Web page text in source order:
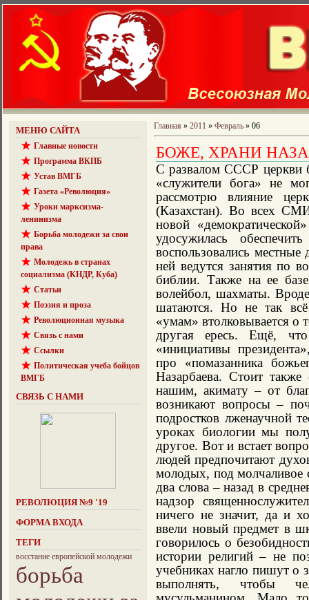
МЕНЮ САЙТА
Главные новости
Программа ВКПБ
Устав ВМГБ
Газета «Революция»
Уроки марксизма-
ленинизма
Борьба молодежи за свои
права
Молодежь в странах
социализма (КНДР, Куба)
Статьи
Поэзия и проза
Революционная музыка
Связь с нами
Ссылки
Политическая учеба бойцов
ВМГБ
СВЯЗЬ С НАМИ
РЕВОЛЮЦИЯ №9 '19
ФОРМА ВХОДА
ТЕГИ
восстание европейской молодежи
борьба
Главная » 2011 » Февраль » 06
БОЖЕ, ХРАНИ
С развалом СССР церкви
«служители бога» не
рассмотрю влияние
(Казахстан). Во всех
новой
удосужилась
воспользовались
ней ведутся занятия по
библии. Также на ее
волейбол, шахматы.
шатаются. Но не так
«умам» втолковывается о
другая ересь. Ещё, что
«инициативы
про «помазанника
Назарбаева. Стоит также
нашим, акимату – от
возникают вопросы –
подростков лженаучной
уроках биологии мы
другое. Вот и встает
людей предпочитают
молодых, под молчаливое
два слова – назад в
надзор
ничего не значит, да и
ввели новый предмет в
говорилось о
истории религий – не
учебниках нагло пишут о
выполнять, чтобы